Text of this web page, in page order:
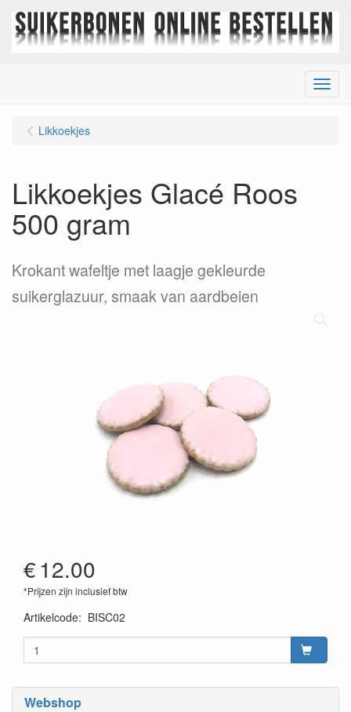
Menu
Webshop
Likkoekjes
Likkoekjes Glacé Roos
500 gram
Krokant wafeltje met laagje gekleurde
suikerglazuur, smaak van aardbeien
€12.00
*Prijzen zijn inclusief btw
Artikelcode: BISC02